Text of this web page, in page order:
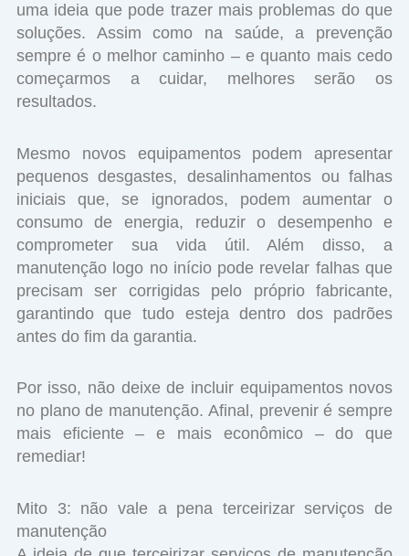
uma ideia que pode trazer mais problemas do que
soluções. Assim como na saúde, a prevenção
sempre é o melhor caminho – e quanto mais cedo
começarmos a cuidar, melhores serão os
resultados.
Mesmo novos equipamentos podem apresentar
pequenos desgastes, desalinhamentos ou falhas
iniciais que, se ignorados, podem aumentar o
consumo de energia, reduzir o desempenho e
comprometer sua vida útil. Além disso, a
manutenção logo no início pode revelar falhas que
precisam ser corrigidas pelo próprio fabricante,
garantindo que tudo esteja dentro dos padrões
antes do fim da garantia.
Por isso, não deixe de incluir equipamentos novos
no plano de manutenção. Afinal, prevenir é sempre
mais eficiente – e mais econômico – do que
remediar!
Mito 3: não vale a pena terceirizar serviços de
manutenção